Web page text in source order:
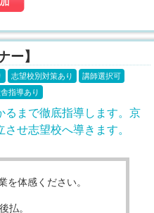
ー】
志望校別対策あり
講師選択可
指導あり
るまで徹底指導します。京
せ志望校へ導きます。
を体感ください。
払。